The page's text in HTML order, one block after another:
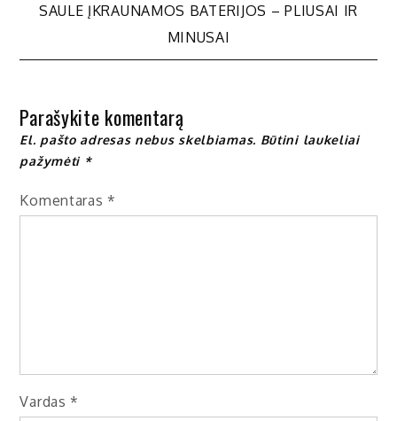
įrašų
SAULE ĮKRAUNAMOS BATERIJOS – PLIUSAI IR
MINUSAI
Parašykite komentarą
El. pašto adresas nebus skelbiamas. Būtini laukeliai
pažymėti *
Komentaras *
Vardas *